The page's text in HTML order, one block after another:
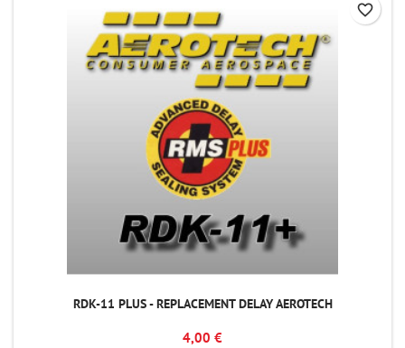
RDK-11 PLUS - REPLACEMENT DELAY AEROTECH
4,00 €
favorite_border